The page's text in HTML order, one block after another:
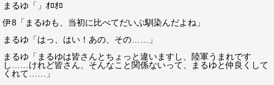
まるゆ「」ｵﾛｵﾛ
伊8「まるゆも、当初に比べてだいぶ馴染んだよね」
まるゆ「はっ、はい！あの、その……」
まるゆ「まるゆは皆さんとちょっと違いますし、陸軍うまれです
し……けれど皆さん、そんなこと関係ないって、まるゆと仲良くして
くれて……」